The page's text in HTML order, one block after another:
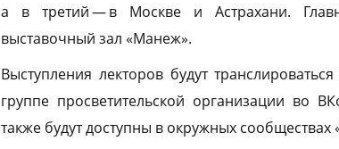
а в третий — в Москве и Астрахани.
выставочный зал «Манеж».
Выступления лекторов будут
группе просветительской организации во
также будут доступны в окружных сообществах